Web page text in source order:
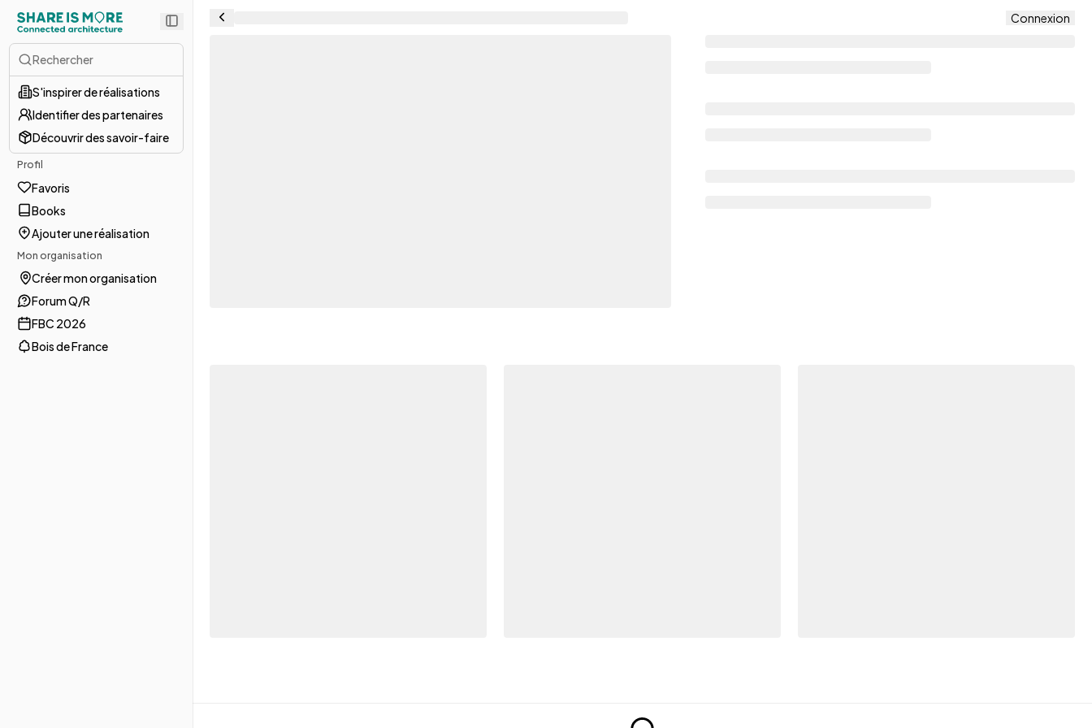
Rechercher
S'inspirer de réalisations
Identifier des partenaires
Découvrir des savoir-faire
Profil
Favoris
Books
Ajouter une réalisation
Mon organisation
Créer mon organisation
Forum Q/R
FBC 2026
Bois de France
Connexion